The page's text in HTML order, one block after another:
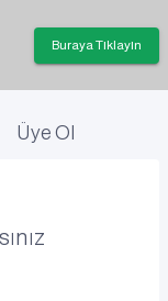
Buraya Tıklayın
Üye Ol